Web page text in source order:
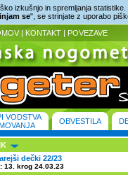
izkušnjo in spremljanja statistike.
se", se strinjate z uporabo
| KONTAKT | POVEZAVE
VODSTVA
OBVESTILA
dečki 22/23
13. krog 24.03.23